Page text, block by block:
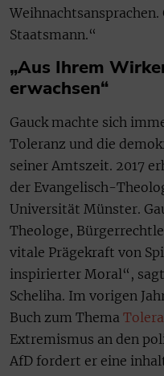
Staatsmann.“
„Aus Ihrem
erwachsen“
Gauck machte sich
Toleranz und die
seiner Amtszeit. 2017
der Evangelisch-
Universität Münster.
Theologe,
vitale Prägekraft von
inspirierter Moral“,
Scheliha. Im vorigen
Buch zum Thema
Extremismus an den
AfD fordert er eine